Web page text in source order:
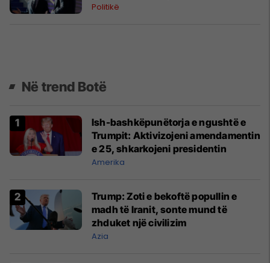
Politikë
Në trend Botë
Ish-bashkëpunëtorja e ngushtë e
Trumpit: Aktivizojeni amendamentin
e 25, shkarkojeni presidentin
Amerika
Trump: Zoti e bekoftë popullin e
madh të Iranit, sonte mund të
zhduket një civilizim
Azia